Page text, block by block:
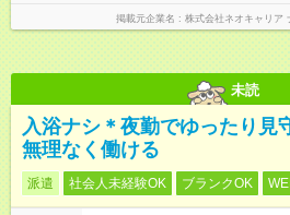
掲載元企業名 株式会社ネオキャリア
未読
入浴ナシ＊夜勤でゆったり見
無理なく働ける
派遣 社会人未経験OK ブランクOK